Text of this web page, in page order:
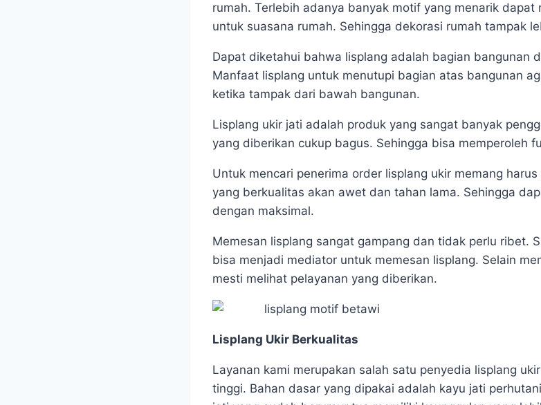
rumah. Terlebih adanya banyak motif yang menarik dapat
untuk suasana rumah. Sehingga dekorasi rumah tampak
Dapat diketahui bahwa lisplang adalah bagian bangunan
Manfaat lisplang untuk menutupi bagian atas bangunan
ketika tampak dari bawah bangunan.
Lisplang ukir jati adalah produk yang sangat banyak
yang diberikan cukup bagus. Sehingga bisa memperoleh
Untuk mencari penerima order lisplang ukir memang
yang berkualitas akan awet dan tahan lama. Sehingga
dengan maksimal.
Memesan lisplang sangat gampang dan tidak perlu ribet.
bisa menjadi mediator untuk memesan lisplang. Selain
mesti melihat pelayanan yang diberikan.
Lisplang Ukir Berkualitas
Layanan kami merupakan salah satu penyedia lisplang
tinggi. Bahan dasar yang dipakai adalah kayu jati